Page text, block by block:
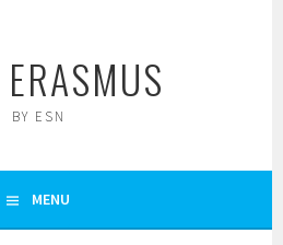
BY ESN
MENU